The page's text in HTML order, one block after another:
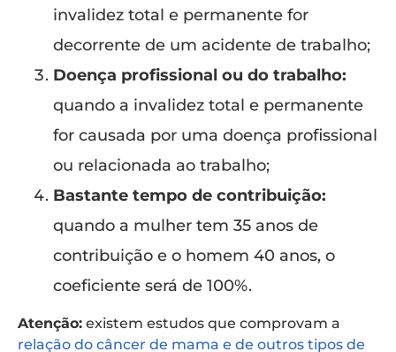
invalidez total e permanente for
decorrente de um acidente de trabalho;
Doença profissional ou do trabalho:
quando a invalidez total e permanente
for causada por uma doença profissional
ou relacionada ao trabalho;
Bastante tempo de contribuição:
quando a mulher tem 35 anos de
contribuição e o homem 40 anos, o
coeficiente será de 100%.
Atenção: existem estudos que comprovam a
relação do câncer de mama e de outros tipos de